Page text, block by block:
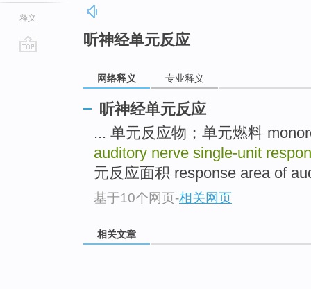
释义
听神经单元反应
网络释义 专业释义
听神经单元反应
... 单元反应物；单元燃料
auditory nerve single-unit
元反应面积 response area of
基于10个网页-相关网页
相关文章